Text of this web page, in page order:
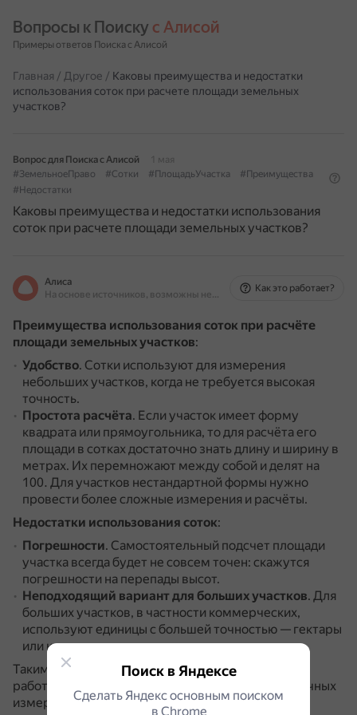
Вопросы к Поиску с Алисой
Примеры ответов Поиска с Алисой
Главная / Другое / Каковы преимущества и недостатки
использования соток при расчете площади земельных
участков?
Вопрос для Поиска с Алисой
1 мая
#ЗемельноеПраво
#Сотки #ПлощадьУчастка
#Преимущества
#Недостатки
Каковы преимущества и недостатки использования
соток при расчете площади земельных участков?
Алиса
На основе источников, возможны неточности
Как это работает?
Преимущества использования соток при расчёте
площади земельных участков:
Удобство. Сотки используют для измерения
небольших участков, когда не требуется высокая
точность.
Простота расчёта. Если участок имеет форму
квадрата или прямоугольника, то для расчёта его
площади в сотках достаточно знать длину и ширину в
метрах. Их перемножают между собой и делят на
100. Для участков нестандартной формы нужно
провести более сложные измерения и расчёты.
Недостатки использования соток:
Погрешности. Самостоятельный подсчет площади
участка всегда будет не совсем точен: скажутся
погрешности на перепады высот.
Неподходящий вариант для больших участков. Для
больших участков, в частности коммерческих,
используют единицы с большей точностью — гектары
или квадратные метры.
Таким образом, использование соток удобно для
работы с небольшими участками, но для более точных
измерений лучше применять другие единицы
Поиск в Яндексе
Сделать Яндекс основным поиском
в Сhrome